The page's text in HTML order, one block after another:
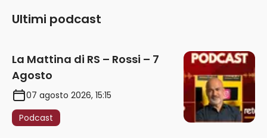
Ultimi podcast
La Mattina di RS – Rossi – 7
Agosto
07 agosto 2026, 15:15
Podcast